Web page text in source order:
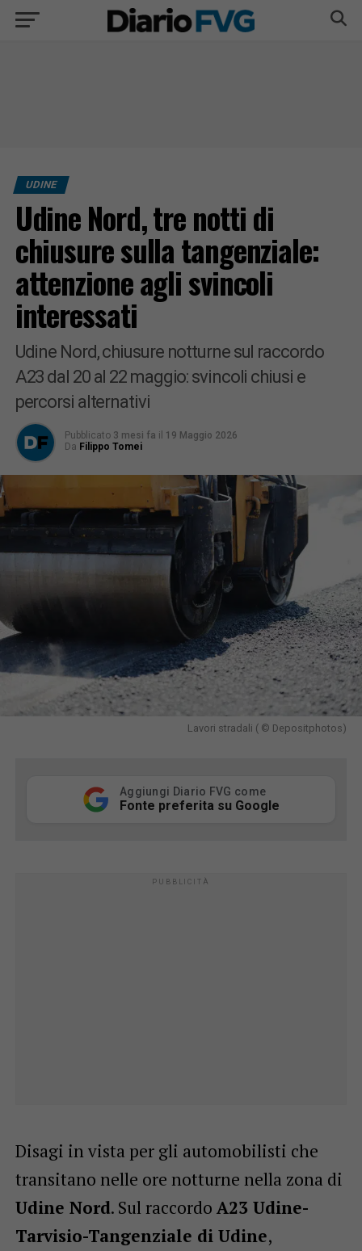
UDINE
Udine Nord, tre notti di
chiusure sulla tangenziale:
attenzione agli svincoli
interessati
Udine Nord, chiusure notturne sul raccordo
A23 dal 20 al 22 maggio: svincoli chiusi e
percorsi alternativi
Pubblicato 3 mesi fa il 19 Maggio 2026
Da Filippo Tomei
Lavori stradali ( © Depositphotos)
Aggiungi Diario FVG come
Fonte preferita su Google
Disagi in vista per gli automobilisti che
transitano nelle ore notturne nella zona di
Udine Nord. Sul raccordo A23 Udine-
Tarvisio-Tangenziale di Udine,